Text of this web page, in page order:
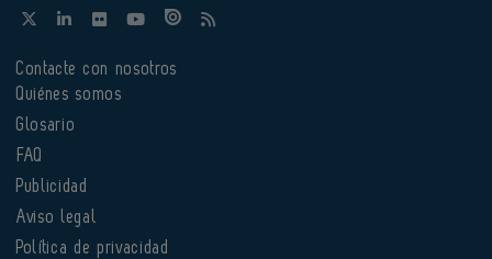
Contacte con nosotros
Quiénes somos
Glosario
FAQ
Publicidad
Aviso legal
Política de privacidad